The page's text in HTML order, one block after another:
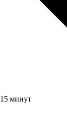
15 минут